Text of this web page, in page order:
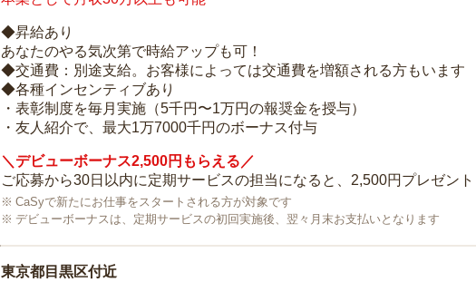
◆昇給あり
あなたのやる気次第で時給アップも可！
◆交通費：別途支給。お客様によっては交通費を増額される方もいます
◆各種インセンティブあり
・表彰制度を毎月実施（5千円〜1万円の報奨金を授与）
・友人紹介で、最大1万7000千円のボーナス付与
＼デビューボーナス2,500円もらえる／
ご応募から30日以内に定期サービスの担当になると、2,500円プレゼント
CaSyで新たにお仕事をスタートされる方が対象です
デビューボーナスは、定期サービスの初回実施後、翌々月末お支払いとなります
東京都目黒区付近